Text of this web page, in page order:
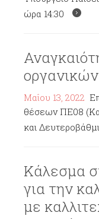
ώρα 14:30
Μαΐου 13, 2022
θέσεων ΠΕ08
και
Κάλεσμα
για την
με